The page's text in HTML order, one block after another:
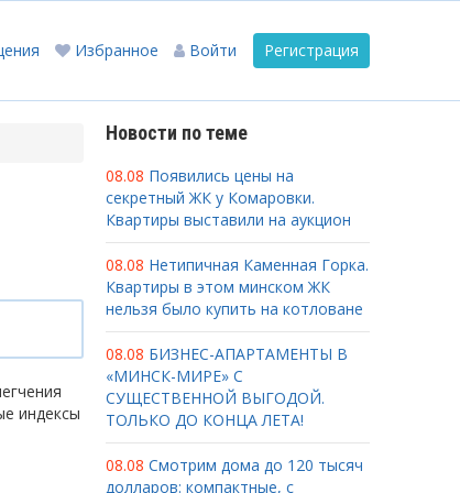
Регистрация
Войти
Избранное
индексы
Новости по теме
08.08 Появились цены на
секретный ЖК у Комаровки.
Квартиры выставили на аукцион
08.08 Нетипичная Каменная Горка.
Квартиры в этом минском ЖК
нельзя было купить на котловане
08.08 БИЗНЕС-АПАРТАМЕНТЫ В
«МИНСК-МИРЕ» С
СУЩЕСТВЕННОЙ ВЫГОДОЙ.
ТОЛЬКО ДО КОНЦА ЛЕТА!
08.08 Смотрим дома до 120 тысяч
долларов: компактные, с